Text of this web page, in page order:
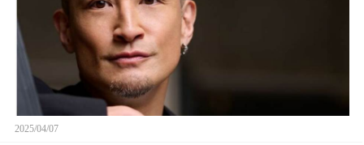
2025/04/07